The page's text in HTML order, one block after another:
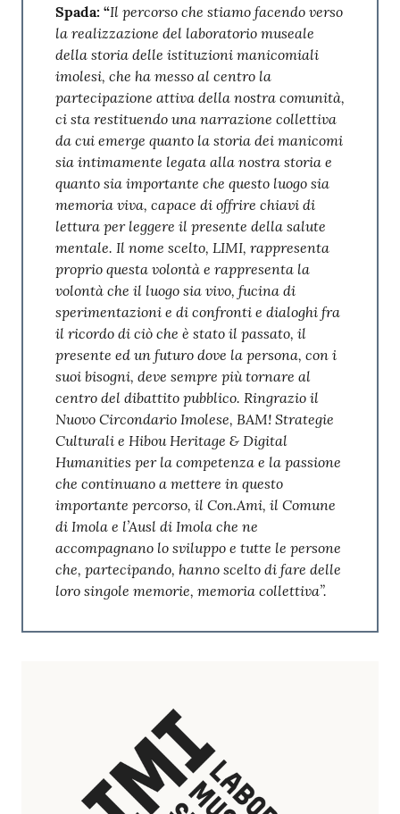
Spada: “Il percorso che stiamo facendo verso
la realizzazione del laboratorio museale
della storia delle istituzioni manicomiali
imolesi, che ha messo al centro la
partecipazione attiva della nostra comunità,
ci sta restituendo una narrazione collettiva
da cui emerge quanto la storia dei manicomi
sia intimamente legata alla nostra storia e
quanto sia importante che questo luogo sia
memoria viva, capace di offrire chiavi di
lettura per leggere il presente della salute
mentale. Il nome scelto, LIMI, rappresenta
proprio questa volontà e rappresenta la
volontà che il luogo sia vivo, fucina di
sperimentazioni e di confronti e dialoghi fra
il ricordo di ciò che è stato il passato, il
presente ed un futuro dove la persona, con i
suoi bisogni, deve sempre più tornare al
centro del dibattito pubblico. Ringrazio il
Nuovo Circondario Imolese, BAM! Strategie
Culturali e Hibou Heritage & Digital
Humanities per la competenza e la passione
che continuano a mettere in questo
importante percorso, il Con.Ami, il Comune
di Imola e l’Ausl di Imola che ne
accompagnano lo sviluppo e tutte le persone
che, partecipando, hanno scelto di fare delle
loro singole memorie, memoria collettiva”.